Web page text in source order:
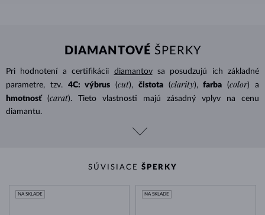
DIAMANTOVÉ ŠPERKY
Pri hodnotení a certifikácii diamantovsa posudzujú ich základné
parametre, tzv.
4C: výbrus (cut), čistota (clarity), farba (color) a
hmotnosť
(carat). Tieto vlastnosti majú zásadný vplyv na cenu
diamantu.
SÚVISIACE ŠPERKY
NA SKLADE NA SKLADE